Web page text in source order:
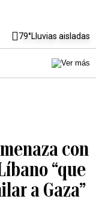
79°Lluvias aisladas
con
“que
a Gaza”